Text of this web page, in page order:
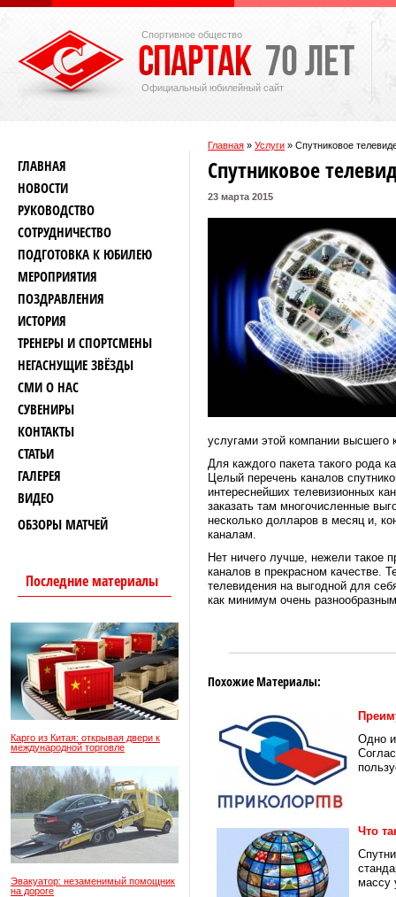
Спортивное общество
Официальный юбилейный сайт
Главная » Услуги » Спутниковое
ГЛАВНАЯ
НОВОСТИ
РУКОВОДСТВО
СОТРУДНИЧЕСТВО
ПОДГОТОВКА К ЮБИЛЕЮ
МЕРОПРИЯТИЯ
ПОЗДРАВЛЕНИЯ
ИСТОРИЯ
ТРЕНЕРЫ И СПОРТСМЕНЫ
НЕГАСНУЩИЕ ЗВЁЗДЫ
СМИ О НАС
СУВЕНИРЫ
КОНТАКТЫ
СТАТЬИ
ГАЛЕРЕЯ
ВИДЕО
ОБЗОРЫ МАТЧЕЙ
Последние материалы
Карго из Китая: открывая двери к
международной торговле
Эвакуатор: незаменимый помощник
на дороге
Спутниковое
23 марта 2015
услугами этой компании высшего
Для каждого пакета такого рода
Целый перечень каналов
интереснейших телевизионных
заказать там многочисленные
несколько долларов в месяц и,
каналам.
Нет ничего лучше, нежели такое
каналов в прекрасном качестве.
телевидения на выгодной для
как минимум очень
Похожие Материалы:
Одно
Что
массу